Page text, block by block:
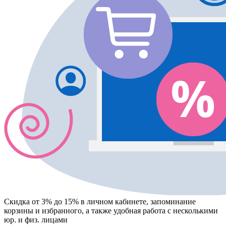
Скидка от 3% до 15% в личном кабинете, запоминание
корзины и избранного, а также удобная работа с несколькими
юр. и физ. лицами